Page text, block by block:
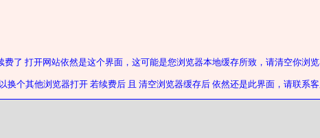
费了 打开网站依然是这个界面，这可能是您浏览器本地缓存所致，请清空你浏
换个其他浏览器打开 若续费后 且 清空浏览器缓存后 依然还是此界面，请联系